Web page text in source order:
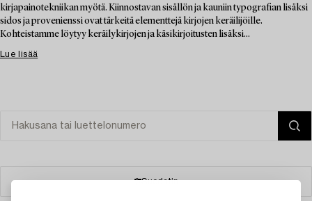
kirjapainotekniikan myötä. Kiinnostavan sisällön ja kauniin typografian lisäksi
sidos ja provenienssi ovat tärkeitä elementtejä kirjojen keräilijöille.
Kohteistamme löytyy keräilykirjojen ja käsikirjoitusten lisäksi...
Lue lisää
Suodatin